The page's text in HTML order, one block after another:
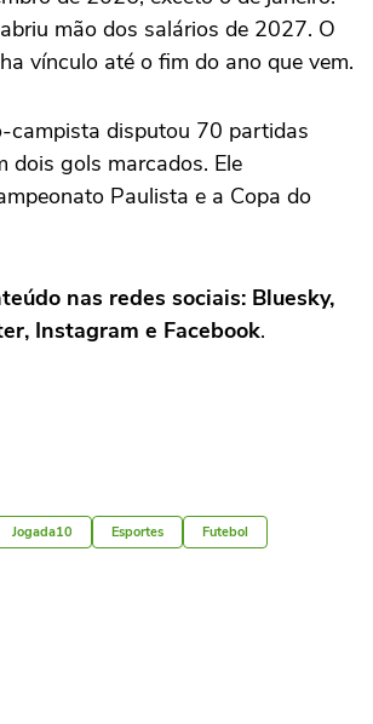
mão dos salários de 2027. O
vínculo até o fim do ano que vem.
campista disputou 70 partidas
dois gols marcados. Ele
Paulista e a Copa do
nas redes sociais: Bluesky,
Instagram e Facebook.
Jogada10 Esportes Futebol